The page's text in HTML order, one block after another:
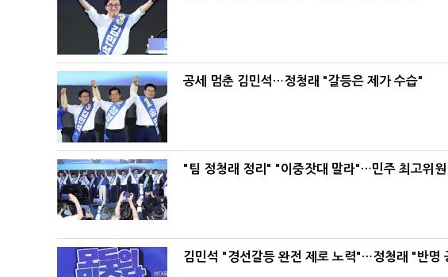
공세 멈춘 김민석…정청래 "갈등은 제가 수습"
"팀 정청래 정리" "이중잣대 말라"…민주 최고위원
김민석 "경선갈등 완전 제로 노력"…정청래 "반명